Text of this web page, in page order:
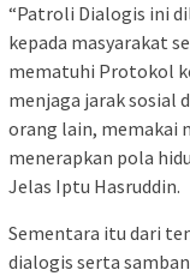
“Patroli Dialogis ini
kepada masyarakat
mematuhi Protokol
menjaga jarak sosial
orang lain, memakai
menerapkan pola
Jelas Iptu Hasruddin.
Sementara itu dari
dialogis serta